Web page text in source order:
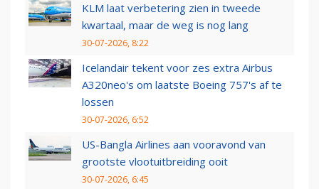
KLM laat verbetering zien in tweede
kwartaal, maar de weg is nog lang
30-07-2026, 8:22
Icelandair tekent voor zes extra Airbus
A320neo's om laatste Boeing 757's af te
lossen
30-07-2026, 6:52
US-Bangla Airlines aan vooravond van
grootste vlootuitbreiding ooit
30-07-2026, 6:45